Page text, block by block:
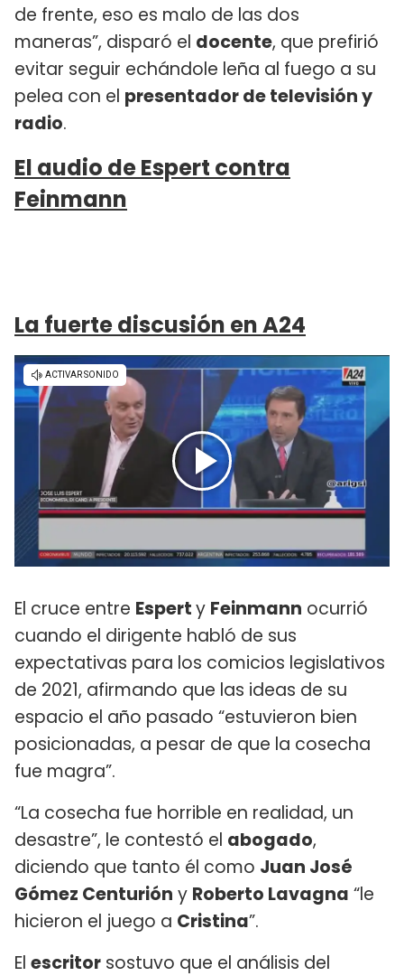
de frente, eso es malo de las dos
maneras”, disparó el docente, que prefirió
evitar seguir echándole leña al fuego a su
pelea con el presentador de televisión y
radio.
El audio de Espert contra
Feinmann
La fuerte discusión en A24
El cruce entre Esperty Feinmann ocurrió
cuando el dirigente habló de sus
expectativas para los comicios legislativos
de 2021, afirmando que las ideas de su
espacio el año pasado “estuvieron bien
posicionadas, a pesar de que la cosecha
fue magra”.
“La cosecha fue horrible en realidad, un
desastre”, le contestó el abogado,
diciendo que tanto él como Juan José
Gómez Centurión y Roberto Lavagna “le
hicieron el juego a Cristina”.
El escritor sostuvo que el análisis del